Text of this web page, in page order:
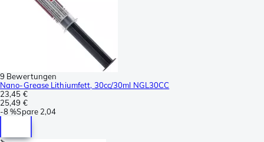
9 Bewertungen
Nano-Grease Lithiumfett, 30cc/30ml NGL30CC
23,45 €
25,49 €
-8 %Spare 2,04